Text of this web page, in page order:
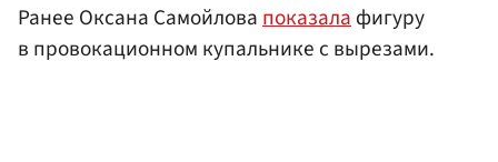
Ранее Оксана Самойловапоказалафигуру
в провокационном купальнике с вырезами.